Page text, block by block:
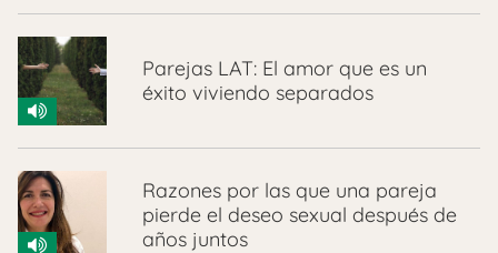
Parejas LAT: El amor que es un
éxito viviendo separados
Razones por las que una pareja
pierde el deseo sexual después de
años juntos